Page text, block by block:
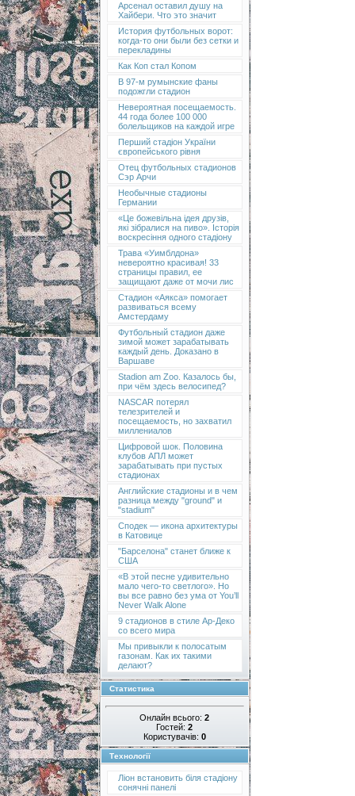
Арсенал оставил душу на
Хайбери. Что это значит
История футбольных ворот:
когда-то они были без сетки и
перекладины
Как Коп стал Копом
В 97-м румынские фаны
подожгли стадион
Невероятная посещаемость.
44 года более 100 000
болельщиков на каждой игре
Перший стадіон України
європейського рівня
Отец футбольных стадионов
Сэр Арчи
Необычные стадионы
Германии
«Це божевільна ідея друзів,
які зібралися на пиво». Історія
воскресіння одного стадіону
Трава «Уимблдона»
невероятно красивая! 33
страницы правил, ее
защищают даже от мочи лис
Стадион «Аякса» помогает
развиваться всему
Амстердаму
Футбольный стадион даже
зимой может зарабатывать
каждый день. Доказано в
Варшаве
Stadion am Zoo. Казалось бы,
при чём здесь велосипед?
NASCAR потерял
телезрителей и
посещаемость, но захватил
миллениалов
Цифровой шок. Половина
клубов АПЛ может
зарабатывать при пустых
стадионах
Английские стадионы и в чем
разница между "ground" и
"stadium"
Сподек — икона архитектуры
в Катовице
"Барселона" станет ближе к
США
«В этой песне удивительно
мало чего-то светлого». Но
вы все равно без ума от You’ll
Never Walk Alone
9 стадионов в стиле Ар-Деко
со всего мира
Мы привыкли к полосатым
газонам. Как их такими
делают?
Статистика
Онлайн всього: 2
Гостей: 2
Користувачів: 0
Технології
Ліон встановить біля стадіону
сонячні панелі